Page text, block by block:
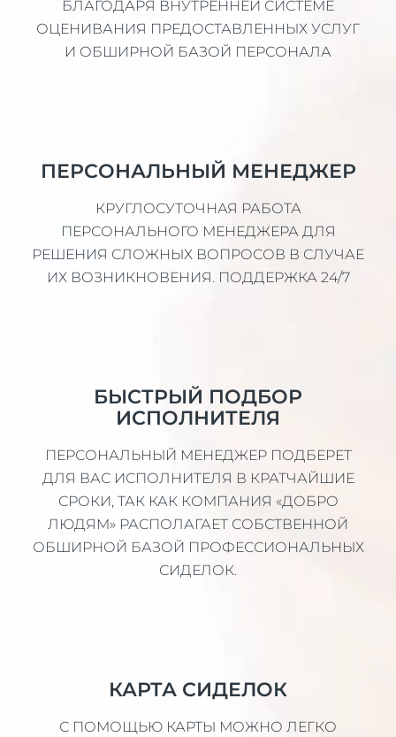
БЛАГОДАРЯ ВНУТРЕННЕЙ СИСТЕМЕ
ОЦЕНИВАНИЯ ПРЕДОСТАВЛЕННЫХ УСЛУГ
И ОБШИРНОЙ БАЗОЙ ПЕРСОНАЛА
ПЕРСОНАЛЬНЫЙ МЕНЕДЖЕР
КРУГЛОСУТОЧНАЯ РАБОТА
ПЕРСОНАЛЬНОГО МЕНЕДЖЕРА ДЛЯ
РЕШЕНИЯ СЛОЖНЫХ ВОПРОСОВ В СЛУЧАЕ
ИХ ВОЗНИКНОВЕНИЯ. ПОДДЕРЖКА 24/7
БЫСТРЫЙ ПОДБОР
ИСПОЛНИТЕЛЯ
ПЕРСОНАЛЬНЫЙ МЕНЕДЖЕР ПОДБЕРЕТ
ДЛЯ ВАС ИСПОЛНИТЕЛЯ В КРАТЧАЙШИЕ
СРОКИ, ТАК КАК КОМПАНИЯ «ДОБРО
ЛЮДЯМ» РАСПОЛАГАЕТ СОБСТВЕННОЙ
ОБШИРНОЙ БАЗОЙ ПРОФЕССИОНАЛЬНЫХ
СИДЕЛОК.
КАРТА СИДЕЛОК
С ПОМОЩЬЮ КАРТЫ МОЖНО ЛЕГКО